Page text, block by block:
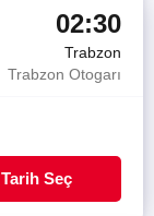
02:30
Trabzon
Trabzon Otogarı
Tarih Seç